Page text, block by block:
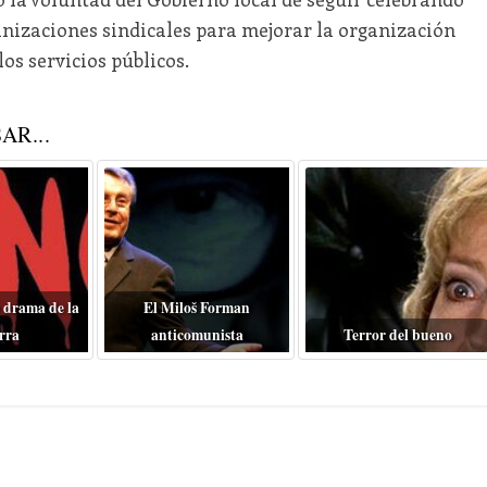
sindicales para mejorar la organización
servicios públicos.
de la
El Miloš Forman
anticomunista
Terror del bueno